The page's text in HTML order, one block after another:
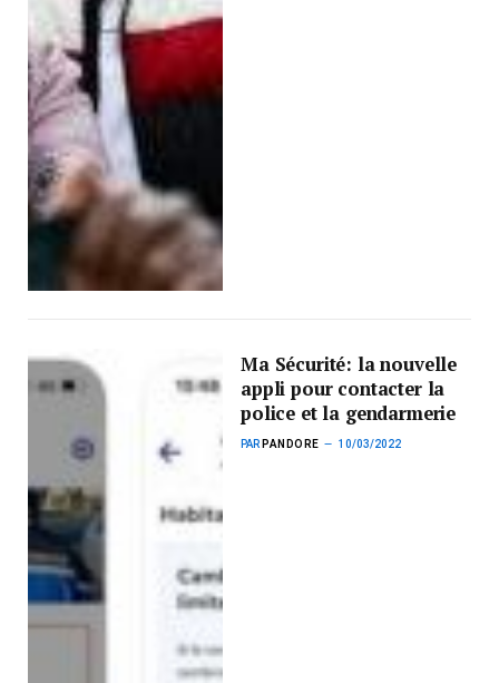
Ma Sécurité: la nouvelle
appli pour contacter la
police et la gendarmerie
PAR PANDORE 10/03/2022